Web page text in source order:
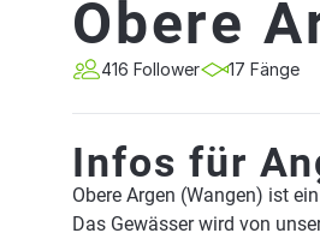
Obere
416 Follower 17 Fänge
Infos für
Obere Argen (Wangen) ist
Das Gewässer wird von